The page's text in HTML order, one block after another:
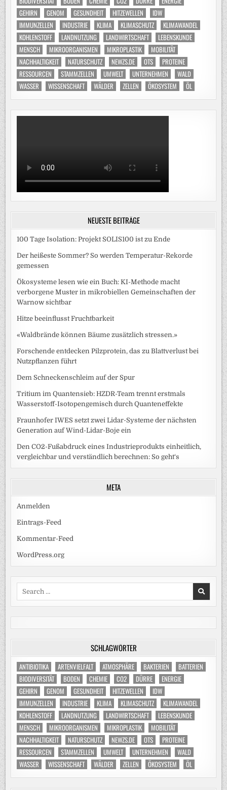
GEHIRN
GENOM GESUNDHEIT HITZEWELLEN
IDW
IMMUNZELLEN
INDUSTRIE KLIMA KLIMASCHUTZ
KLIMAWANDEL
KOHLENSTOFF
LANDNUTZUNG LANDWIRTSCHAFT
LEBENSKUNDE
MENSCH
MIKROORGANISMEN MIKROPLASTIK
MOBILITÄT
NACHHALTIGKEIT
NATURSCHUTZ NEWZS.DE OTS
PROTEINE
RESSOURCEN
STAMMZELLEN UMWELT UNTERNEHMEN
WALD
WASSER
WISSENSCHAFT WÄLDER ZELLEN ÖKOSYSTEM ÖL
NEUESTE BEITRÄGE
100 Tage Isolation: Projekt SOLIS100 ist zu Ende
Der heißeste Sommer? So werden Temperatur-Rekorde
gemessen
Ökosysteme lesen wie ein Buch: KI-Methode macht
verborgene Muster in mikrobiellen Gemeinschaften der
Warnow sichtbar
Hitze beeinflusst Fruchtbarkeit
«Waldbrände können Bäume zusätzlich stressen.»
Forschende entdecken Pilzprotein, das zu Blattverlust bei
Nutzpflanzen führt
Dem Schneckenschleim auf der Spur
Tritium im Quantensieb: HZDR-Team trennt erstmals
Wasserstoff-Isotopengemisch durch Quanteneffekte
Fraunhofer IWES setzt zwei Lidar-Systeme der nächsten
Generation auf Wind-Lidar-Boje ein
Den CO2-Fußabdruck eines Industrieprodukts einheitlich,
vergleichbar und verständlich berechnen: So geht‘s
META
Anmelden
Eintrags-Feed
Kommentar-Feed
WordPress.org
SCHLAGWÖRTER
ANTIBIOTIKA ARTENVIELFALT ATMOSPHÄRE BAKTERIEN
BATTERIEN
BIODIVERSITÄT
BODEN CHEMIE CO2 DÜRRE
ENERGIE
GEHIRN
GENOM GESUNDHEIT HITZEWELLEN
IDW
IMMUNZELLEN
INDUSTRIE KLIMA KLIMASCHUTZ
KLIMAWANDEL
KOHLENSTOFF
LANDNUTZUNG LANDWIRTSCHAFT
LEBENSKUNDE
MENSCH
MIKROORGANISMEN MIKROPLASTIK
MOBILITÄT
NACHHALTIGKEIT
NATURSCHUTZ NEWZS.DE OTS
PROTEINE
RESSOURCEN
STAMMZELLEN UMWELT UNTERNEHMEN
WALD
WASSER
WISSENSCHAFT WÄLDER ZELLEN ÖKOSYSTEM ÖL